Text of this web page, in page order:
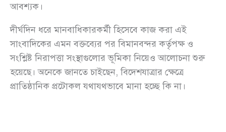
আবশ্যক।
দীর্ঘদিন ধরে মানবাধিকারকর্মী হিসেবে কাজ করা এই
সাংবাদিকের এমন বক্তব্যের পর বিমানবন্দর কর্তৃপক্ষ ও
সংশ্লিষ্ট নিরাপত্তা সংস্থাগুলোর ভূমিকা নিয়েও আলোচনা শুরু
হয়েছে। অনেকে জানতে চাইছেন, বিদেশযাত্রার ক্ষেত্রে
প্রাতিষ্ঠানিক প্রটোকল যথাযথভাবে মানা হচ্ছে কি না।